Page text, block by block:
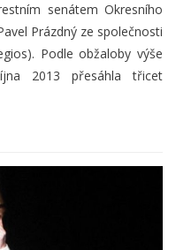
senátem Okresního
Prázdný ze společnosti
Podle obžaloby výše
2013 přesáhla třicet